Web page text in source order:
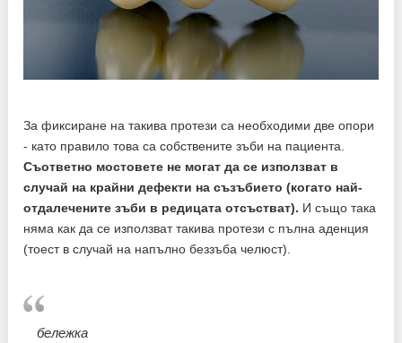
За фиксиране на такива протези са необходими две опори
- като правило това са собствените зъби на пациента.
Съответно мостовете не могат да се използват в
случай на крайни дефекти на съзъбието (когато най-
отдалечените зъби в редицата отсъстват). И също така
няма как да се използват такива протези с пълна аденция
(тоест в случай на напълно беззъба челюст).
бележка